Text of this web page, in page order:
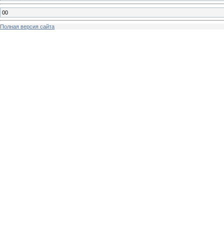
00
Полная версия сайта